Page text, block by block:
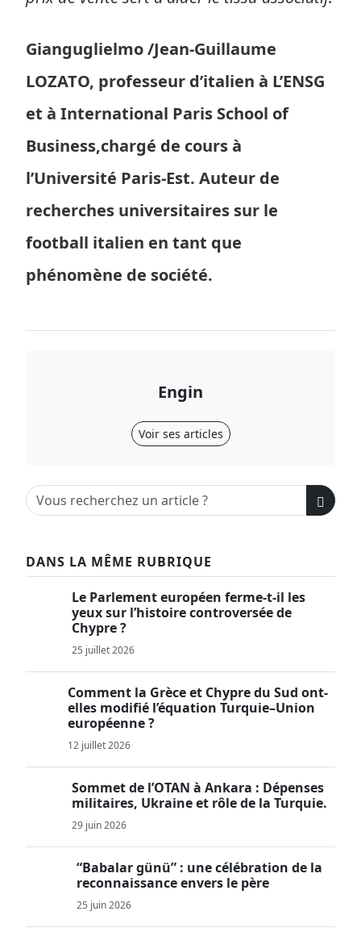
Gianguglielmo /Jean-Guillaume
LOZATO, professeur d’italien à L’ENSG
et à International Paris School of
Business,chargé de cours à
l’Université Paris-Est. Auteur de
recherches universitaires sur le
football italien en tant que
phénomène de société.
Engin
Voir ses articles
DANS LA MÊME RUBRIQUE
Le Parlement européen ferme-t-il les
yeux sur l’histoire controversée de
Chypre ?
25 juillet 2026
Comment la Grèce et Chypre du Sud ont-
elles modifié l’équation Turquie–Union
européenne ?
12 juillet 2026
Sommet de l’OTAN à Ankara : Dépenses
militaires, Ukraine et rôle de la Turquie.
29 juin 2026
“Babalar günü” : une célébration de la
reconnaissance envers le père
25 juin 2026